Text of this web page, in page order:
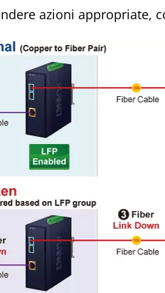
azioni